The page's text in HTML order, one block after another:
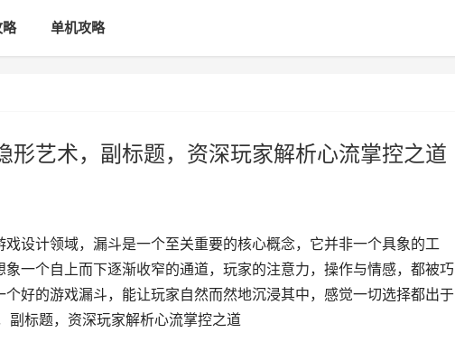
单机攻略
形艺术，副标题，资深玩家解析心流掌控之道
设计领域，漏斗是一个至关重要的核心概念，它并非一个具象的工
一个自上而下逐渐收窄的通道，玩家的注意力，操作与情感，都被巧
好的游戏漏斗，能让玩家自然而然地沉浸其中，感觉一切选择都出于
副标题，资深玩家解析心流掌控之道